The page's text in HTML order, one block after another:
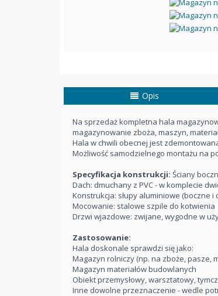
Opis
Na sprzedaż kompletna hala
magazynowanie zboża, maszyn,
Hala w chwili obecnej jest
Możliwość samodzielnego montażu na
Specyfikacja konstrukcji: Ściany
Dach: dmuchany z PVC - w komplecie
Konstrukcja: słupy aluminiowe (boczne i
Mocowanie: stalowe szpile do kotwienia
Drzwi wjazdowe: zwijane, wygodne w
Zastosowanie:
Hala doskonale sprawdzi się jako:
Magazyn rolniczy (np. na zboże, pasze,
Magazyn materiałów budowlanych
Obiekt przemysłowy, warsztatowy,
Inne dowolne przeznaczenie - wedle